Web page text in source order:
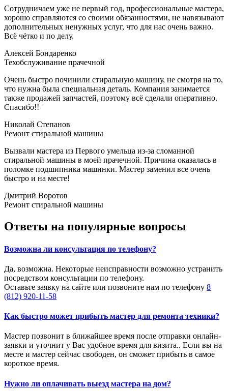
Сотрудничаем уже не первый год, профессиональные мастера,
хорошо справляются со своими обязанностями, не навязывают
дополнительных ненужных услуг, что для нас очень важно.
Всё чётко и по делу.
Алексей Бондаренко
Техобслуживание прачечной
Очень быстро починили стиральную машину, не смотря на то,
что нужна была специальная деталь. Компания занимается
также продажей запчастей, поэтому всё сделали оперативно.
Спасибо!!
Николай Cтепанов
Ремонт стиральной машины
Вызвали мастера из Первого умельца из-за сломанной
стиральной машины в моей прачечной. Причина оказалась в
поломке подшипника машинки. Мастер заменил все очень
быстро и на месте!
Дмитрий Воротов
Ремонт стиральной машины
Ответы на популярные вопросы
Возможна ли консультация по телефону?
Да, возможна. Некоторые неисправности возможно устранить
посредством консультации по телефону.
Оставьте заявку на сайте или позвоните нам по телефону 8
(812) 920-11-58
Как быстро может прибыть мастер для ремонта техники?
Мастер позвонит в ближайшее время после отправки онлайн-
заявки и уточнит у Вас удобное время для визита.. Если вы на
месте и мастер сейчас свободен, он сможет прибыть в самое
короткое время.
Нужно ли оплачивать выезд мастера на дом?